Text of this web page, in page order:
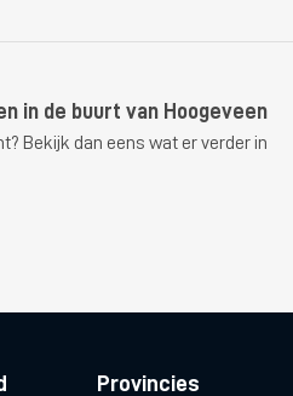
in de buurt van Hoogeveen
Bekijk dan eens wat er verder in
Provincies